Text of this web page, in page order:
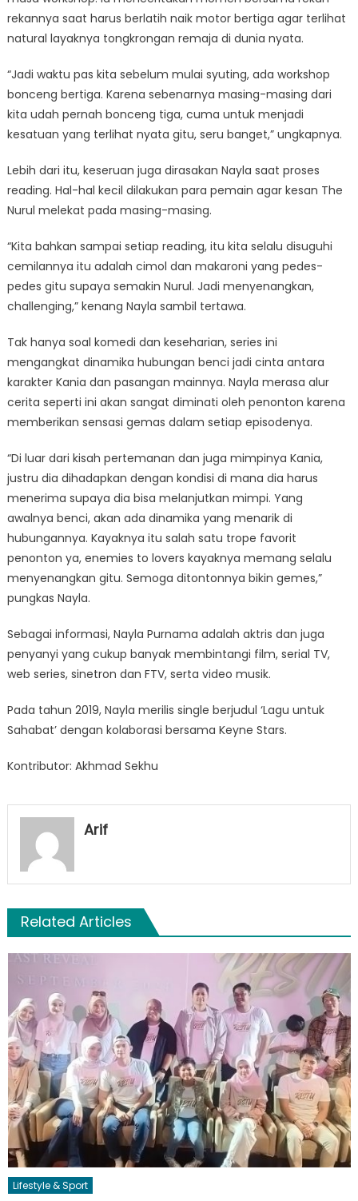
rekannya saat harus berlatih naik motor bertiga agar terlihat
natural layaknya tongkrongan remaja di dunia nyata.
“Jadi waktu pas kita sebelum mulai syuting, ada workshop
bonceng bertiga. Karena sebenarnya masing-masing dari
kita udah pernah bonceng tiga, cuma untuk menjadi
kesatuan yang terlihat nyata gitu, seru banget,” ungkapnya.
Lebih dari itu, keseruan juga dirasakan Nayla saat proses
reading. Hal-hal kecil dilakukan para pemain agar kesan The
Nurul melekat pada masing-masing.
“Kita bahkan sampai setiap reading, itu kita selalu disuguhi
cemilannya itu adalah cimol dan makaroni yang pedes-
pedes gitu supaya semakin Nurul. Jadi menyenangkan,
challenging,” kenang Nayla sambil tertawa.
Tak hanya soal komedi dan keseharian, series ini
mengangkat dinamika hubungan benci jadi cinta antara
karakter Kania dan pasangan mainnya. Nayla merasa alur
cerita seperti ini akan sangat diminati oleh penonton karena
memberikan sensasi gemas dalam setiap episodenya.
“Di luar dari kisah pertemanan dan juga mimpinya Kania,
justru dia dihadapkan dengan kondisi di mana dia harus
menerima supaya dia bisa melanjutkan mimpi. Yang
awalnya benci, akan ada dinamika yang menarik di
hubungannya. Kayaknya itu salah satu trope favorit
penonton ya, enemies to lovers kayaknya memang selalu
menyenangkan gitu. Semoga ditontonnya bikin gemes,”
pungkas Nayla.
Sebagai informasi, Nayla Purnama adalah aktris dan juga
penyanyi yang cukup banyak membintangi film, serial TV,
web series, sinetron dan FTV, serta video musik.
Pada tahun 2019, Nayla merilis single berjudul ‘Lagu untuk
Sahabat’ dengan kolaborasi bersama Keyne Stars.
Kontributor: Akhmad Sekhu
Arif
Related Articles
Lifestyle & Sport